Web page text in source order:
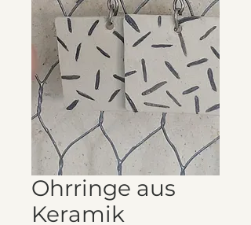
Ohrringe aus
Keramik